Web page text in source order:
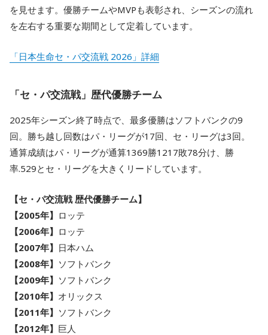
を見せます。優勝チームやMVPも表彰され、シーズンの流れ
を左右する重要な期間として定着しています。
「日本生命セ・パ交流戦 2026」詳細
「セ・パ交流戦」歴代優勝チーム
2025年シーズン終了時点で、最多優勝はソフトバンクの9
回。勝ち越し回数はパ・リーグが17回、セ・リーグは3回。
通算成績はパ・リーグが通算1369勝1217敗78分け、勝
率.529とセ・リーグを大きくリードしています。
【セ・パ交流戦 歴代優勝チーム】
【2005年】 ロッテ
【2006年】 ロッテ
【2007年】 日本ハム
【2008年】 ソフトバンク
【2009年】 ソフトバンク
【2010年】 オリックス
【2011年】 ソフトバンク
【2012年】 巨人